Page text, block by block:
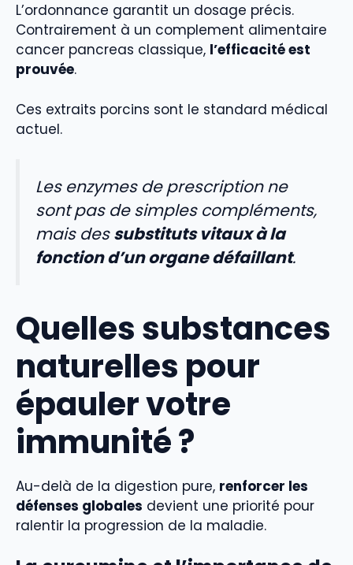
L’ordonnance garantit un dosage précis.
Contrairement à un complement alimentaire
cancer pancreas classique, l’efficacité est
prouvée.
Ces extraits porcins sont le standard médical
actuel.
Les enzymes de prescription ne
sont pas de simples compléments,
mais dessubstituts vitaux à la
fonction d’un organe défaillant.
Quelles substances
naturelles pour
épauler votre
immunité ?
Au-delà de la digestion pure, renforcer les
défenses globales devient une priorité pour
ralentir la progression de la maladie.